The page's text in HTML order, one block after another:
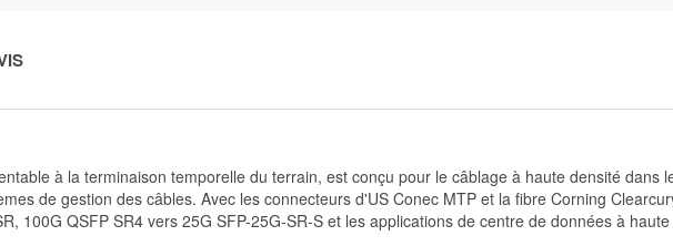
à la terminaison temporelle du terrain, est conçu pour le câblage à haute densité
de gestion des câbles. Avec les connecteurs d'US Conec MTP et la fibre Corning
100G QSFP SR4 vers 25G SFP-25G-SR-S et les applications de centre de données à